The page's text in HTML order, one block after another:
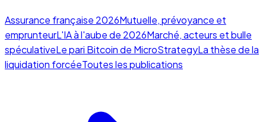
Assurance française 2026Mutuelle, prévoyance et
emprunteurL'IA à l'aube de 2026Marché, acteurs et bulle
spéculativeLe pari Bitcoin de MicroStrategyLa thèse de la
liquidation forcéeToutes les publications